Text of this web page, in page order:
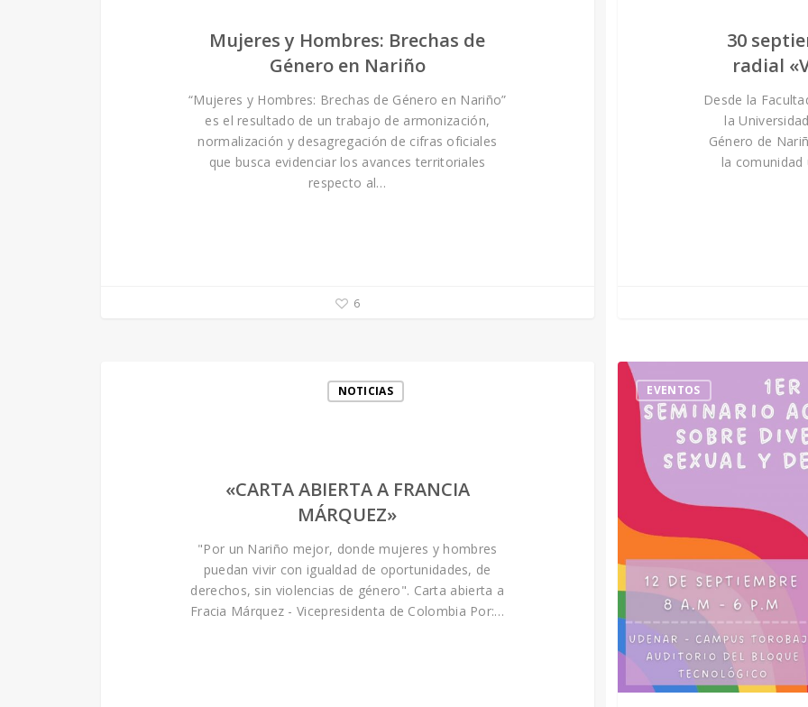
Mujeres y Hombres: Brechas de
Género en Nariño
“Mujeres y Hombres: Brechas de Género en Nariño”
es el resultado de un trabajo de armonización,
normalización y desagregación de cifras oficiales
que busca evidenciar los avances territoriales
respecto al…
6
NOTICIAS
«CARTA ABIERTA A FRANCIA
MÁRQUEZ»
"Por un Nariño mejor, donde mujeres y hombres
puedan vivir con igualdad de oportunidades, de
derechos, sin violencias de género". Carta abierta a
Fracia Márquez - Vicepresidenta de Colombia Por:…
30
radial
Desde la
la
Género de
la
EVENTOS